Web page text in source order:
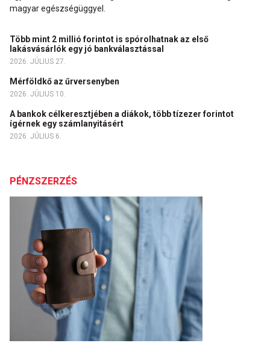
magyar egészségüggyel.
Több mint 2 millió forintot is spórolhatnak az első
lakásvásárlók egy jó bankválasztással
2026. JÚLIUS 27.
Mérföldkő az űrversenyben
2026. JÚLIUS 10.
A bankok célkeresztjében a diákok, több tízezer forintot
ígérnek egy számlanyitásért
2026. JÚLIUS 6.
PÉNZSZERZÉS